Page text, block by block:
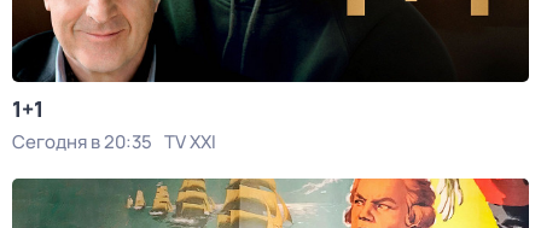
1+1
Сегодня в 20:35 TV XXI